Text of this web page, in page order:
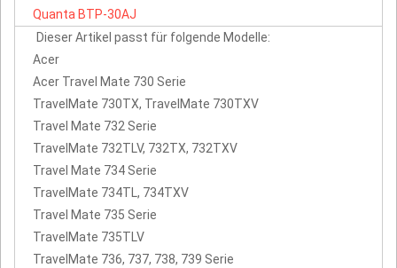
Quanta BTP-30AJ
Dieser Artikel passt für folgende Modelle:
Acer
Acer Travel Mate 730 Serie
TravelMate 730TX, TravelMate 730TXV
Travel Mate 732 Serie
TravelMate 732TLV, 732TX, 732TXV
Travel Mate 734 Serie
TravelMate 734TL, 734TXV
Travel Mate 735 Serie
TravelMate 735TLV
TravelMate 736, 737, 738, 739 Serie